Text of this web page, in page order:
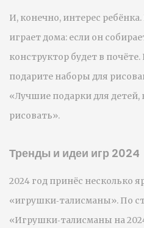
И, конечно, интерес
играет дома: если он
конструктор будет в
подарите наборы для
«Лучшие подарки для
рисовать».
Тренды и идеи игр 2024
2024 год принёс несколько
«игрушки‑талисманы». По
«Игрушки‑талисманы на